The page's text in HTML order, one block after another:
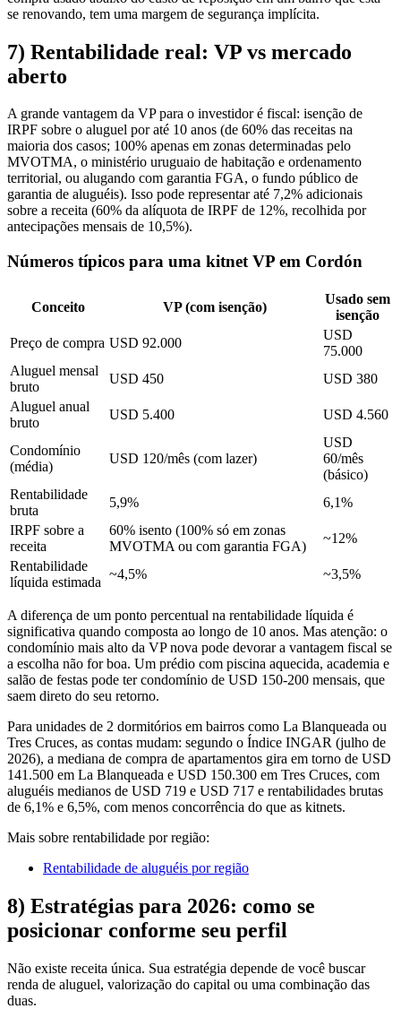
se renovando, tem uma margem de segurança implícita.
7) Rentabilidade real: VP vs mercado
aberto
A grande vantagem da VP para o investidor é fiscal: isenção de
IRPF sobre o aluguel por até 10 anos (de 60% das receitas na
maioria dos casos; 100% apenas em zonas determinadas pelo
MVOTMA, o ministério uruguaio de habitação e ordenamento
territorial, ou alugando com garantia FGA, o fundo público de
garantia de aluguéis). Isso pode representar até 7,2% adicionais
sobre a receita (60% da alíquota de IRPF de 12%, recolhida por
antecipações mensais de 10,5%).
Números típicos para uma kitnet VP em Cordón
Conceito VP (com isenção)
Usado sem
isenção
Preço de compra USD 92.000
USD
75.000
Aluguel mensal
bruto
USD 450
USD 380
Aluguel anual
bruto
USD 5.400 USD 4.560
Condomínio
(média)
USD 120/mês (com lazer)
USD
60/mês
(básico)
Rentabilidade
bruta
5,9%
6,1%
IRPF sobre a
receita
60% isento (100% só em zonas
MVOTMA ou com garantia FGA)
~12%
Rentabilidade
líquida estimada
~4,5% ~3,5%
A diferença de um ponto percentual na rentabilidade líquida é
significativa quando composta ao longo de 10 anos. Mas atenção: o
condomínio mais alto da VP nova pode devorar a vantagem fiscal se
a escolha não for boa. Um prédio com piscina aquecida, academia e
salão de festas pode ter condomínio de USD 150-200 mensais, que
saem direto do seu retorno.
Para unidades de 2 dormitórios em bairros como La Blanqueada ou
Tres Cruces, as contas mudam: segundo o Índice INGAR (julho de
2026), a mediana de compra de apartamentos gira em torno de USD
141.500 em La Blanqueada e USD 150.300 em Tres Cruces, com
aluguéis medianos de USD 719 e USD 717 e rentabilidades brutas
de 6,1% e 6,5%, com menos concorrência do que as kitnets.
Mais sobre rentabilidade por região:
Rentabilidade de aluguéis por região
8) Estratégias para 2026: como se
posicionar conforme seu perfil
Não existe receita única. Sua estratégia depende de você buscar
renda de aluguel, valorização do capital ou uma combinação das
duas.